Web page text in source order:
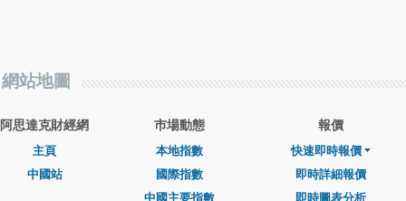
網站地圖
阿思達克財經網
主頁
中國站
巿場動態
本地指數
國際指數
中國主要指數
報價
快速即時報價
即時詳細報價
即時圖表分析